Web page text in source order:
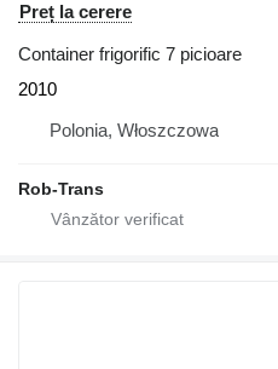
Preț la cerere
Container frigorific 7 picioare
2010
Polonia, Włoszczowa
Rob-Trans